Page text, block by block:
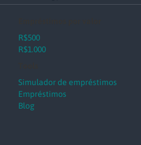
R$500
R$1.000
Simulador de empréstimos
Empréstimos
Blog